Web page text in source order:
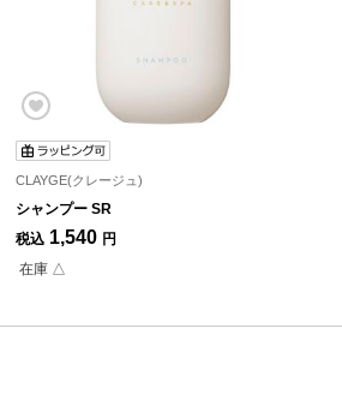
CLAYGE(クレージュ)
シャンプー SR
税込 1,540 円
在庫 △